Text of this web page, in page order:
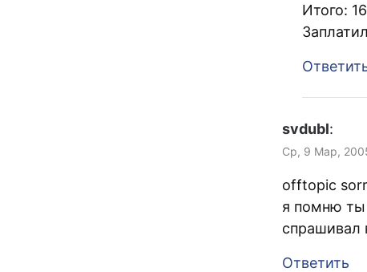
Итого:
svdubl:
Ср, 9 Мар,
offtopic
я помню ты
спрашивал
Ответить